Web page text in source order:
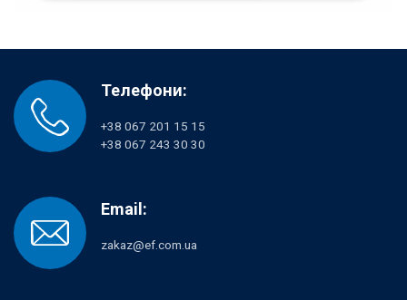
Телефони:
+38 067 201 15 15
+38 067 243 30 30
Email:
zakaz@ef.com.ua